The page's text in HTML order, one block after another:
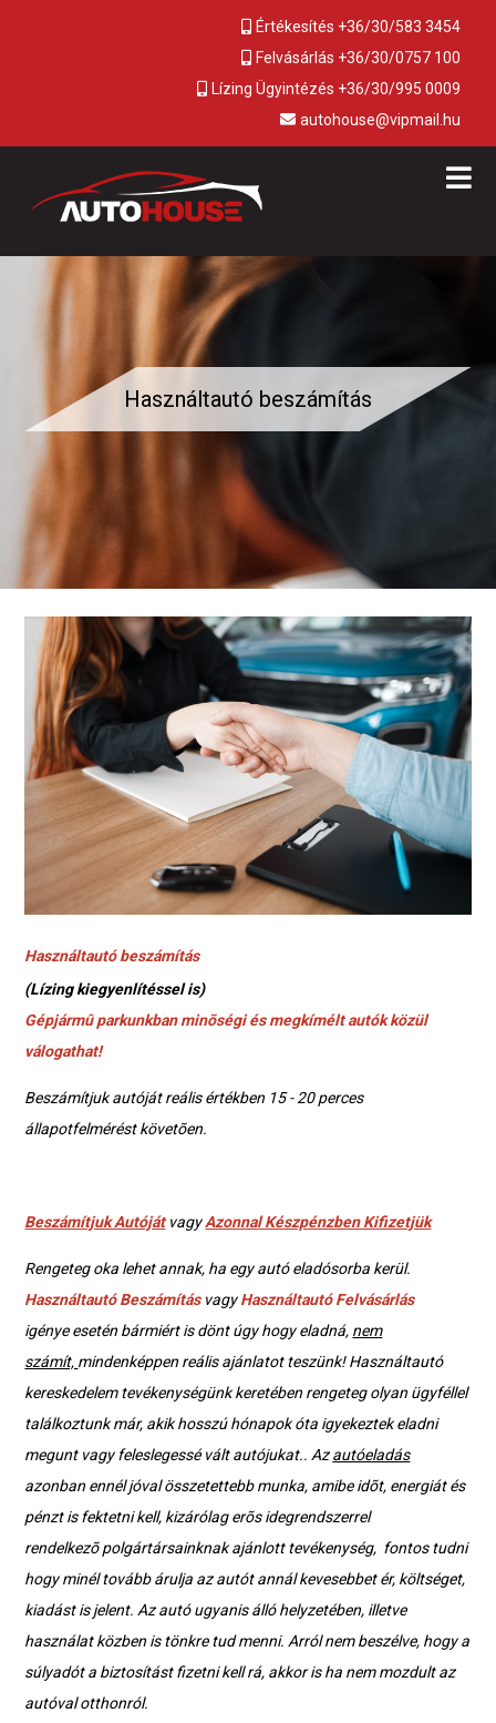
Értékesítés +36/30/583 3454
Felvásárlás +36/30/0757 100
Lízing Ügyintézés +36/30/995 0009
autohouse@vipmail.hu
Használtautó beszámítás
Használtautó beszámítás
(Lízing kiegyenlítéssel is)
Gépjármû parkunkban minõségi és megkímélt autók közül
válogathat!
Beszámítjuk autóját reális értékben 15 - 20 perces
állapotfelmérést követõen.
Beszámítjuk Autóját vagyAzonnal Készpénzben Kifizetjük
Rengeteg oka lehet annak, ha egy autó eladósorba kerül.
Használtautó Beszámítás vagyHasználtautó Felvásárlás
igénye esetén bármiért is dönt úgy hogy eladná, nem
számít, mindenképpen reális ajánlatot teszünk! Használtautó
kereskedelem tevékenységünk keretében rengeteg olyan ügyféllel
találkoztunk már, akik hosszú hónapok óta igyekeztek eladni
megunt vagy feleslegessé vált autójukat.. Azautóeladás
azonban ennél jóval összetettebb munka, amibe idõt, energiát és
pénzt is fektetni kell, kizárólag erõs idegrendszerrel
rendelkezõ polgártársainknak ajánlott tevékenység, fontos tudni
hogy minél tovább árulja az autót annál kevesebbet ér, költséget,
kiadást is jelent. Az autó ugyanis álló helyzetében, illetve
használat közben is tönkre tud menni. Arról nem beszélve, hogy a
súlyadót a biztosítást fizetni kell rá, akkor is ha nem mozdult az
autóval otthonról.